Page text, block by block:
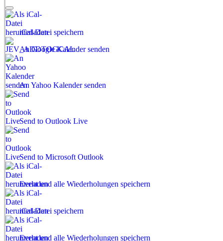
iCal-Datei speichern
An Google Kalender senden
An Yahoo Kalender senden
Send to Outlook Live
Send to Microsoft Outlook
Event und alle Wiederholungen speichern
iCal-Datei speichern
Event und alle Wiederholungen speichern